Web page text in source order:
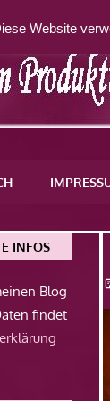
INFOS
Blog
findet
Website